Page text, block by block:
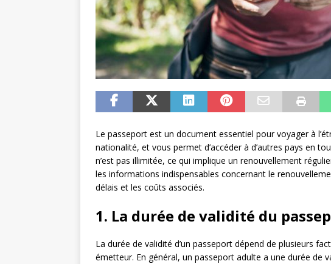
Le passeport est un document essentiel pour voyager à
nationalité, et vous permet d’accéder à d’autres pays en
n’est pas illimitée, ce qui implique un renouvellement
les informations indispensables concernant le
délais et les coûts associés.
1. La durée de validité du
La durée de validité d’un passeport dépend de plusieurs
émetteur. En général, un passeport adulte a une durée de